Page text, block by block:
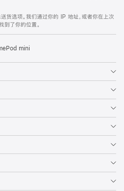
货选项。我们通过你的 IP 地址，或者你在上次
到了你的位置。
mini